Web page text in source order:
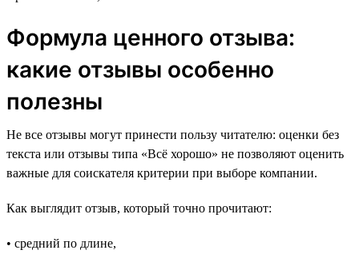
Формула ценного отзыва:
какие отзывы особенно
полезны
Не все отзывы могут принести пользу читателю: оценки без
текста или отзывы типа «Всё хорошо» не позволяют оценить
важные для соискателя критерии при выборе компании.
Как выглядит отзыв, который точно прочитают:
• средний по длине,